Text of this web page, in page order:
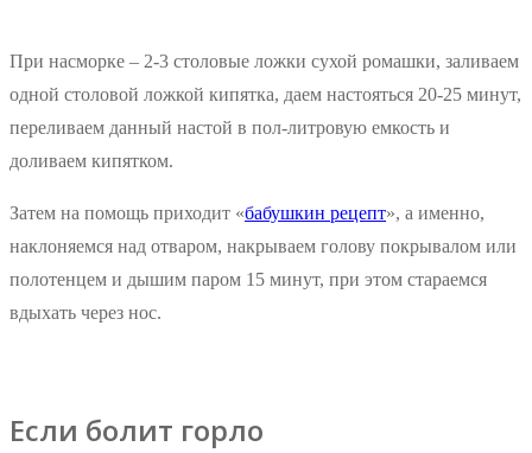
При насморке – 2-3 столовые ложки сухой ромашки, заливаем
одной столовой ложкой кипятка, даем настояться 20-25 минут,
переливаем данный настой в пол-литровую емкость и
доливаем кипятком.
Затем на помощь приходит «бабушкин рецепт», а именно,
наклоняемся над отваром, накрываем голову покрывалом или
полотенцем и дышим паром 15 минут, при этом стараемся
вдыхать через нос.
Если болит горло